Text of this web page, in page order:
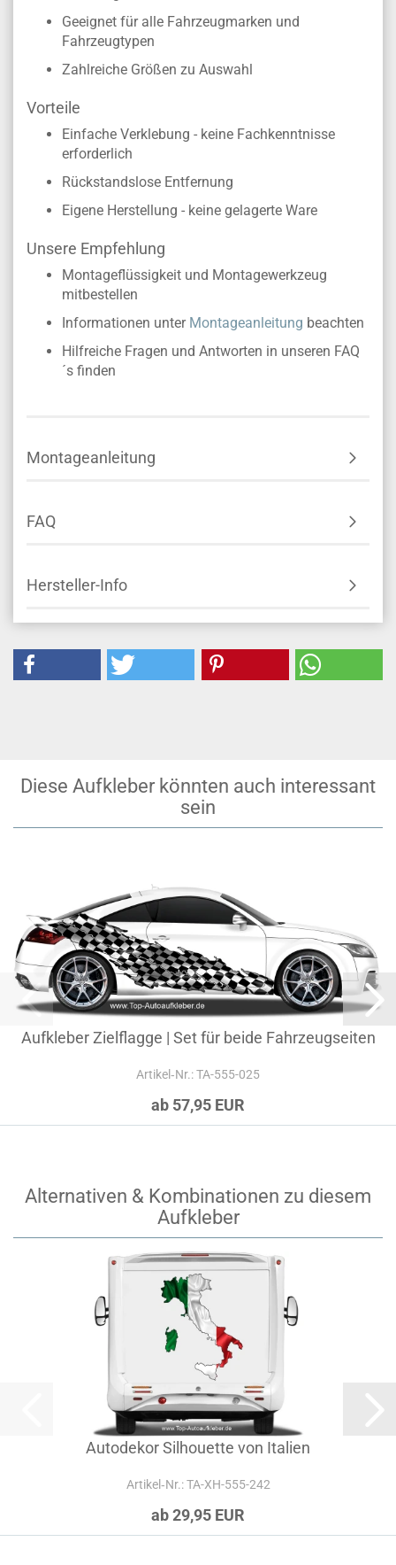
Geeignet für alle Fahrzeugmarken und
Fahrzeugtypen
Zahlreiche Größen zu Auswahl
Vorteile
Einfache Verklebung - keine Fachkenntnisse
erforderlich
Rückstandslose Entfernung
Eigene Herstellung - keine gelagerte Ware
Unsere Empfehlung
Montageflüssigkeit und Montagewerkzeug
mitbestellen
Informationen unter Montageanleitung beachten
Hilfreiche Fragen und Antworten in unseren FAQ
´s finden
Montageanleitung
FAQ
Hersteller-Info
Diese Aufkleber könnten auch interessant
sein
Aufkleber Zielflagge | Set für beide Fahrzeugseiten
Artikel‑Nr.: TA-555-025
ab 57,95 EUR
Alternativen & Kombinationen zu diesem
Aufkleber
Autodekor Silhouette von Italien
Artikel‑Nr.: TA-XH-555-242
ab 29,95 EUR